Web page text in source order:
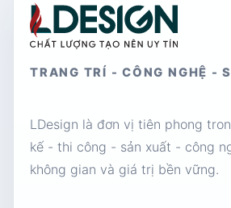
TRANG TRÍ - CÔNG NGHỆ -
LDesign là đơn vị tiên phong
kế - thi công - sản xuất - công
không gian và giá trị bền vững.